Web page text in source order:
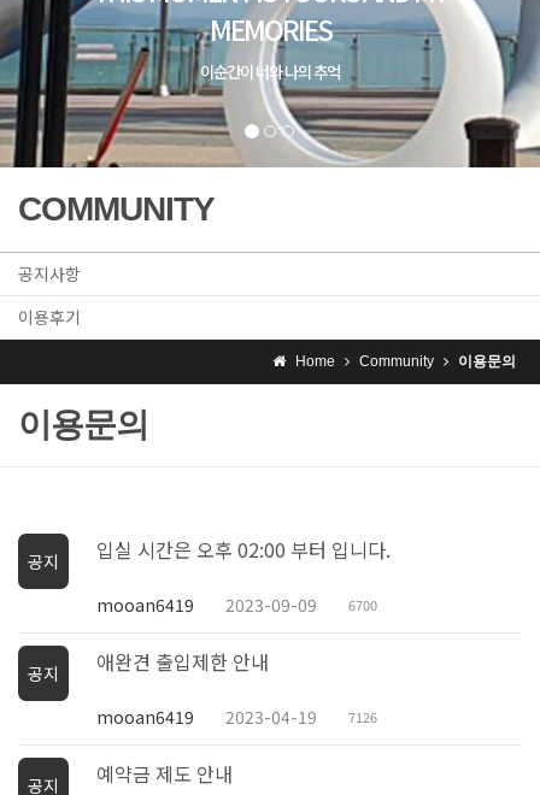
COMMUNITY
공지사항
이용후기
Home Community 이용문의
이용문의
공지 입실 시간은 오후 02:00 부터 입니다.
mooan6419 2023-09-09 6700
공지 애완견 출입제한 안내
mooan6419 2023-04-19 7126
공지 예약금 제도 안내